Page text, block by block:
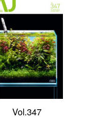
Vol.347